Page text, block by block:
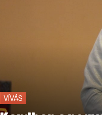
VÍVÁS